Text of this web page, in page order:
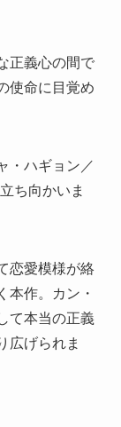
正義心の間で
使命に目覚め
・ハギョン／
ち向かいま
恋愛模様が絡
本作。カン・
て本当の正義
広げられま